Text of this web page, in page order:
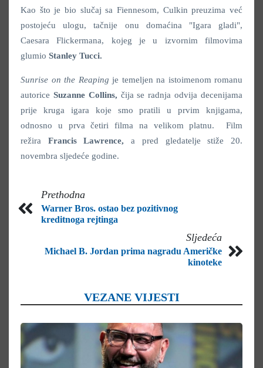
Kao što je bio slučaj sa Fiennesom, Culkin preuzima već
postojeću ulogu, tačnije onu domaćina "Igara gladi",
Caesara Flickermana, kojeg je u izvornim filmovima
glumio Stanley Tucci.
Sunrise on the Reaping je temeljen na istoimenom romanu
autorice Suzanne Collins, čija se radnja odvija decenijama
prije kruga igara koje smo pratili u prvim knjigama,
odnosno u prva četiri filma na velikom platnu. Film
režira Francis Lawrence,a pred gledatelje stiže 20.
novembra sljedeće godine.
Prethodna
Warner Bros. ostao bez pozitivnog
kreditnoga rejtinga
Sljedeća
Michael B. Jordan prima nagradu Američke
kinoteke
VEZANE VIJESTI